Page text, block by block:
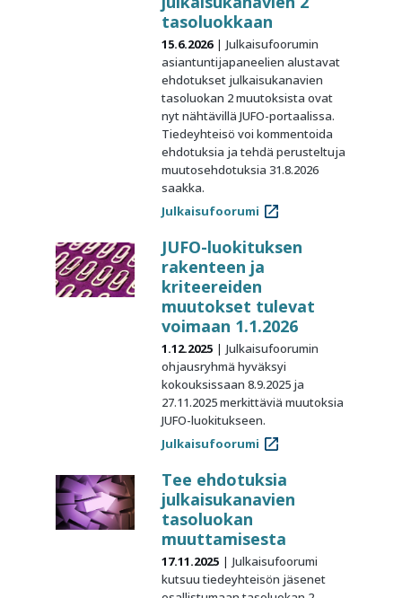
tasoluokkaan
15.6.2026
Julkaisufoorumin
asiantuntijapaneelien alustavat
ehdotukset julkaisukanavien
tasoluokan 2 muutoksista ovat
nyt nähtävillä JUFO-portaalissa.
Tiedeyhteisö voi kommentoida
ehdotuksia ja tehdä perusteltuja
muutosehdotuksia 31.8.2026
saakka.
Julkaisufoorumi
JUFO-luokituksen
rakenteen ja
kriteereiden
muutokset tulevat
voimaan 1.1.2026
1.12.2025
Julkaisufoorumin
ohjausryhmä hyväksyi
kokouksissaan 8.9.2025 ja
27.11.2025 merkittäviä muutoksia
JUFO-luokitukseen.
Julkaisufoorumi
Tee ehdotuksia
julkaisukanavien
tasoluokan
muuttamisesta
17.11.2025
Julkaisufoorumi
kutsuu tiedeyhteisön jäsenet